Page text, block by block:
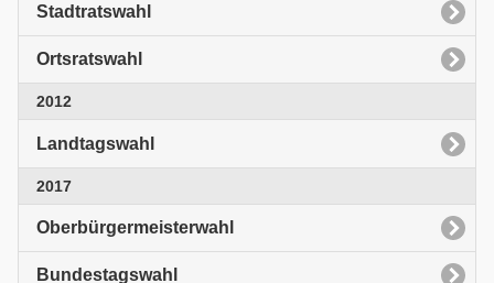
Stadtratswahl
Ortsratswahl
2012
Landtagswahl
2017
Oberbürgermeisterwahl
Bundestagswahl